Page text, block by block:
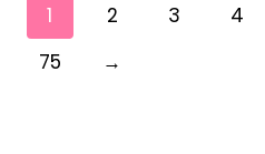
1 2 3 4
75
→